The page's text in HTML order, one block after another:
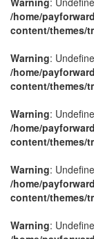
/home/
content/themes/
Warning:
/home/
content/themes/
Warning:
/home/
content/themes/
Warning:
/home/
content/themes/
Warning: